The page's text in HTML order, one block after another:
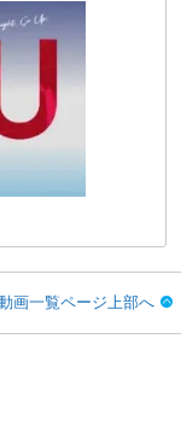
画一覧ページ上部へ